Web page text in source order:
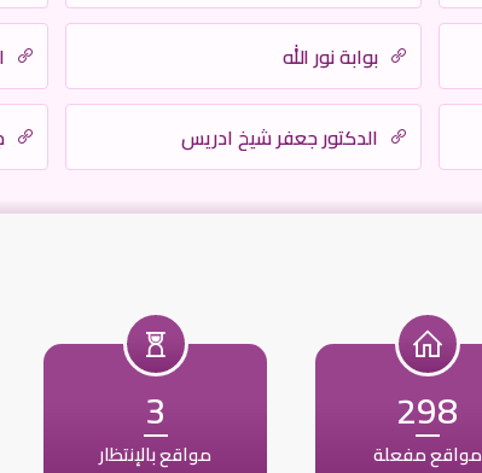
بوابة نور الله
الدكتور جعفر شيخ ادريس
298
مواقع مفعلة
3
مواقع بالإنتظار